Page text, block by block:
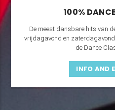
100%
De meest dansbare hits van
vrijdagavond en
de Dance
INFO AND